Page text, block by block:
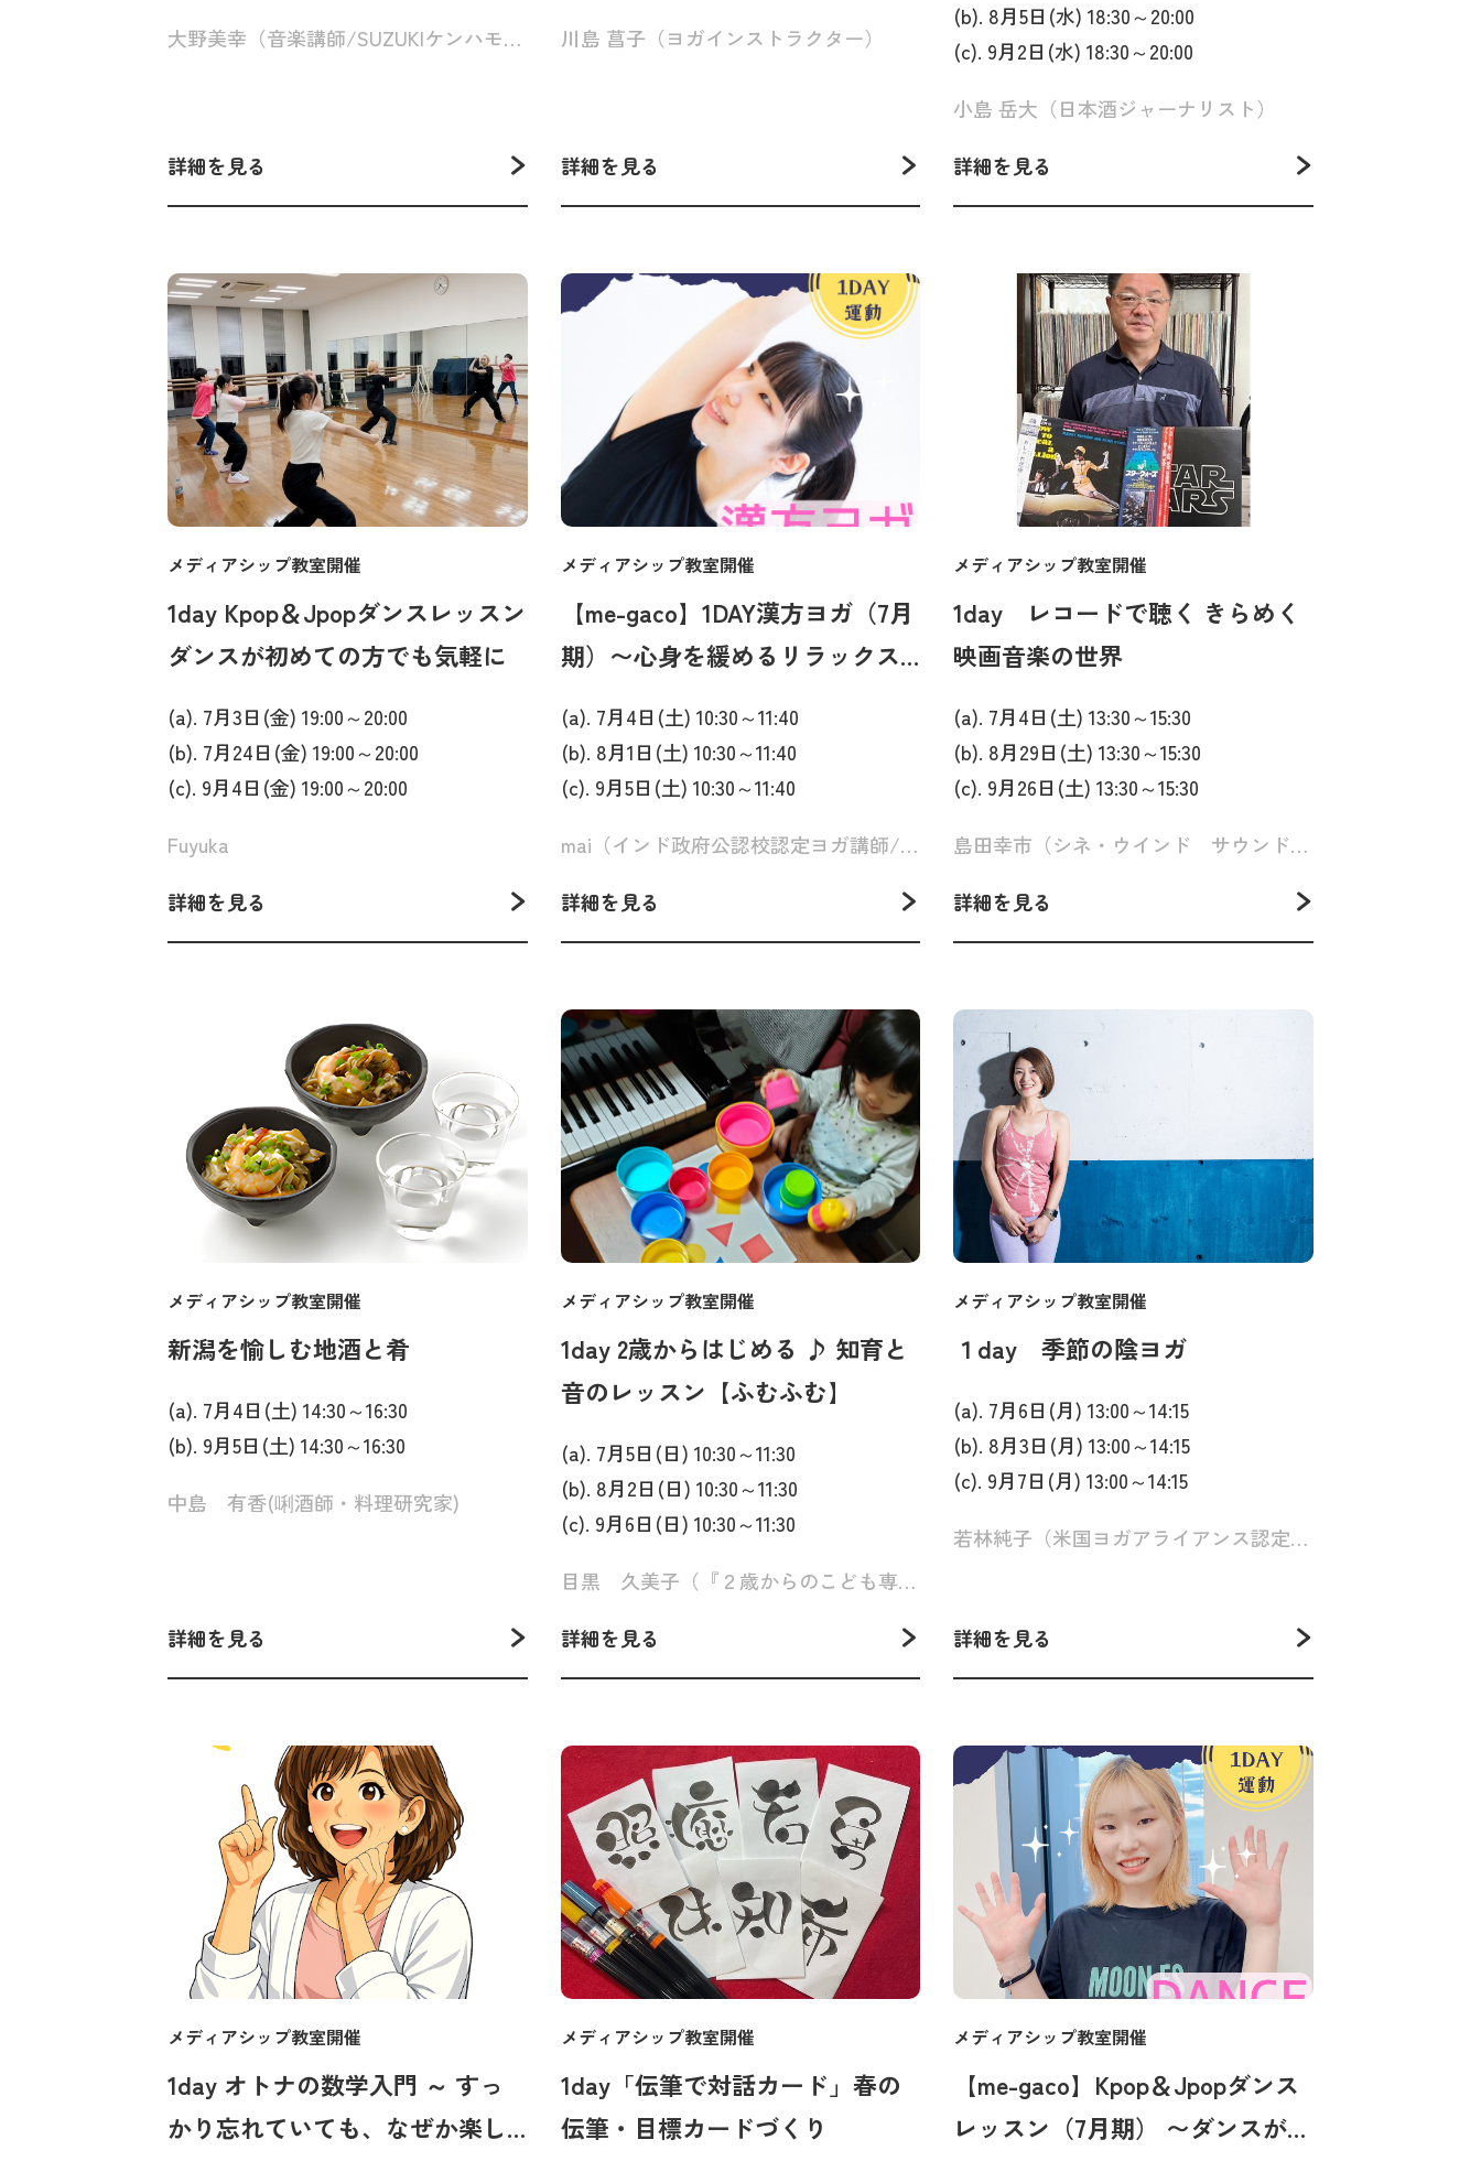
大野美幸（音楽講師/SUZUKIケンハモ認定講師）
詳細を見る
川島 菖子（ヨガインストラクター）
詳細を見る
(b). 8月5日(水) 18:30～20:00
(c). 9月2日(水) 18:30～20:00
小島 岳大（日本酒ジャーナリスト）
詳細を見る
メディアシップ教室開催
1day Kpop＆Jpopダンスレッスン
ダンスが初めての方でも気軽に
(a). 7月3日(金) 19:00～20:00
(b). 7月24日(金) 19:00～20:00
(c). 9月4日(金) 19:00～20:00
Fuyuka
詳細を見る
メディアシップ教室開催
【me-gaco】1DAY漢方ヨガ（7月
期）〜心身を緩めるリラックス
(a). 7月4日(土) 10:30～11:40
(b). 8月1日(土) 10:30～11:40
(c). 9月5日(土) 10:30～11:40
mai（インド政府公認校認定ヨガ講師/漢方アドバイザー）
詳細を見る
メディアシップ教室開催
1day レコードで聴く きらめく
映画音楽の世界
(a). 7月4日(土) 13:30～15:30
(b). 8月29日(土) 13:30～15:30
(c). 9月26日(土) 13:30～15:30
島田幸市（シネ・ウインド サウンドトラック隊）
詳細を見る
メディアシップ教室開催
新潟を愉しむ地酒と肴
(a). 7月4日(土) 14:30～16:30
(b). 9月5日(土) 14:30～16:30
中島 有香(唎酒師・料理研究家)
詳細を見る
メディアシップ教室開催
1day 2歳からはじめる ♪ 知育と
音のレッスン【ふむふむ】
(a). 7月5日(日) 10:30～11:30
(b). 8月2日(日) 10:30～11:30
(c). 9月6日(日) 10:30～11:30
目黒 久美子（『２歳からのこども専門ピアノ教室』主宰）
詳細を見る
メディアシップ教室開催
１day 季節の陰ヨガ
(a). 7月6日(月) 13:00～14:15
(b). 8月3日(月) 13:00～14:15
(c). 9月7日(月) 13:00～14:15
若林純子（米国ヨガアライアンス認定講師(E-RYT500)・Junostyle Yoga代表）
詳細を見る
メディアシップ教室開催
1day オトナの数学入門 ～ すっ
かり忘れていても、なぜか楽し
メディアシップ教室開催
1day「伝筆で対話カード」春の
伝筆・目標カードづくり
メディアシップ教室開催
【me-gaco】Kpop＆Jpopダンス
レッスン（7月期） 〜ダンスが初